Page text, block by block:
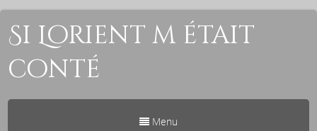
Si Lorient m était
conté
Menu